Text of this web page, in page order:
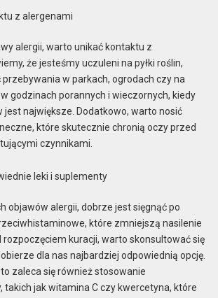
z alergenami
alergii, warto unikać kontaktu z
że jesteśmy uczuleni na pyłki roślin,
w parkach, ogrodach czy na
godzinach porannych i wieczornych, kiedy
jest największe. Dodatkowo, warto nosić
które skutecznie chronią oczy przed
czynnikami.
leki i suplementy
objawów alergii, dobrze jest sięgnąć po
które zmniejszą nasilenie
rozpoczęciem kuracji, warto skonsultować się
dla nas najbardziej odpowiednią opcję.
zaleca się również stosowanie
takich jak witamina C czy kwercetyna, które